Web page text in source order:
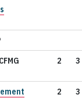
CFMG 2 3
2 3